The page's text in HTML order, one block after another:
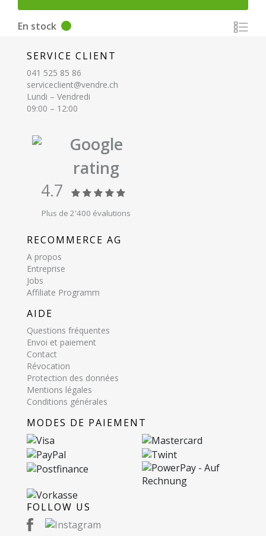
En stock
SERVICE CLIENT
041 525 85 86
serviceclient@vendre.ch
Lundi – Vendredi
09:00 – 12:00
Google
rating
4.7
Plus de 2'400 évalutions
RECOMMERCE AG
A propos
Entreprise
Jobs
Affiliate Programm
AIDE
Questions fréquentes
Envoi et paiement
Contact
Révocation
Protection des données
Mentions légales
Conditions générales
MODES DE PAIEMENT
FOLLOW US